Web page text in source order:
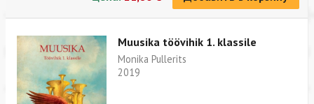
Muusika töövihik 1. klassile
Monika Pullerits
2019